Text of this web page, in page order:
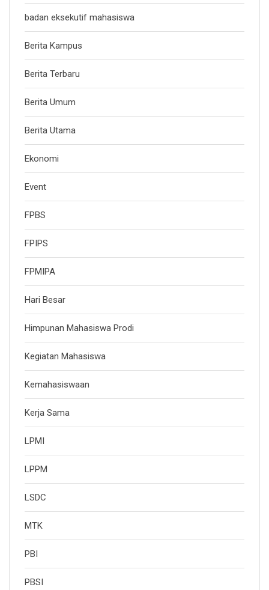
badan eksekutif mahasiswa
Berita Kampus
Berita Terbaru
Berita Umum
Berita Utama
Ekonomi
Event
FPBS
FPIPS
FPMIPA
Hari Besar
Himpunan Mahasiswa Prodi
Kegiatan Mahasiswa
Kemahasiswaan
Kerja Sama
LPMI
LPPM
LSDC
MTK
PBI
PBSI